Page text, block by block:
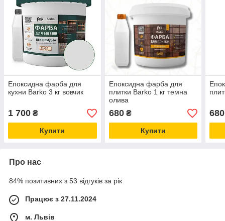
Епоксидна фарба для
кухни Barko 3 кг вовчик
1 700 ₴
Купити
Епоксидна фарба для
плитки Barko 1 кг темна
олива
680₴
Купити
680
Про нас
84% позитивних з 53 відгуків за рік
Працює з 27.11.2024
м. Львів